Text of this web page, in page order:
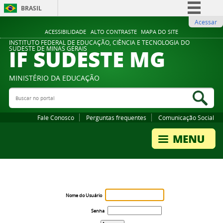
ACESSIBILIDADE ALTO CONTRASTE MAPA DO SITE
BRASIL
Comunica BR
Participe
Legislação
Acessar
INSTITUTO FEDERAL DE EDUCAÇÃO, CIÊNCIA E TECNOLOGIA DO
SUDESTE DE MINAS GERAIS
IF SUDESTE MG
MINISTÉRIO DA EDUCAÇÃO
Buscar no portal
Fale Conosco Perguntas frequentes Comunicação Social
Nome do Usuário
Senha